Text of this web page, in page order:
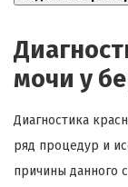
мочи у
Диагностика
ряд процедур и
причины данного